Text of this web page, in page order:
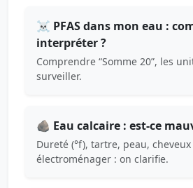
☠️ PFAS dans mon eau :
interpréter ?
Comprendre “Somme 20”, les
surveiller.
🪨 Eau calcaire : est-ce
Dureté (°f), tartre, peau,
électroménager : on clarifie.